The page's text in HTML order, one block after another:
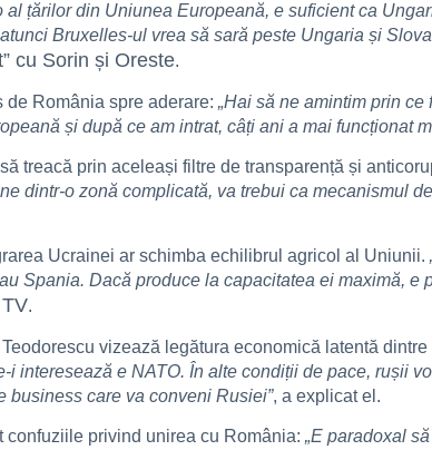
țărilor din Uniunea Europeană, e suficient ca
Bruxelles-ul vrea să sară peste Ungaria și
cu Sorin și Oreste.
de România spre aderare: „Hai să ne amintim prin
și după ce am intrat, câți ani a mai funcționat
treacă prin aceleași filtre de transparență și
dintr-o zonă complicată, va trebui ca mecanismul
Ucrainei ar schimba echilibrul agricol al Uniunii.
Spania. Dacă produce la capacitatea ei maximă,
.
vizează legătura economică latentă
interesează e NATO. În alte condiții de pace, rușii
business care va conveni Rusiei”, a explicat el.
confuziile privind unirea cu România: „E paradoxal